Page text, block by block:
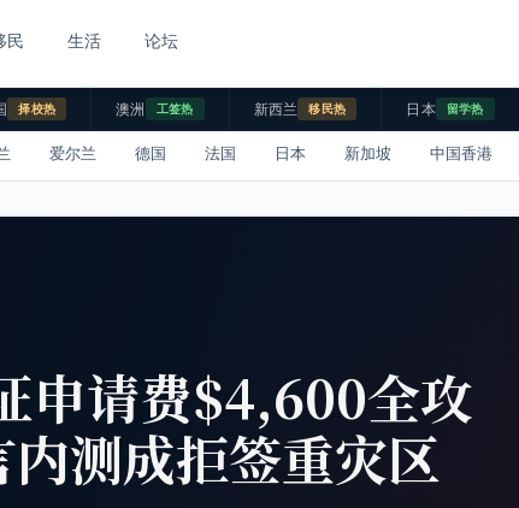
民 生活 论坛
择校热 澳洲 工签热 新西兰 移民热 日本 留学热
爱尔兰 德国 法国 日本 新加坡 中国香港
申请费$4,600全攻
测成拒签重灾区